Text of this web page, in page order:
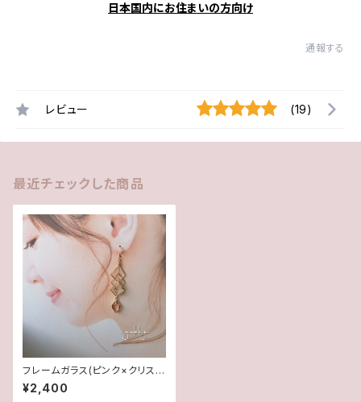
日本国内にお住まいの方向け
通報する
レビュー (19)
最近チェックした商品
フレームガラス(ピンク×クリスタ
ル)✽アシンメトリー14kgfピア
ス
¥2,400